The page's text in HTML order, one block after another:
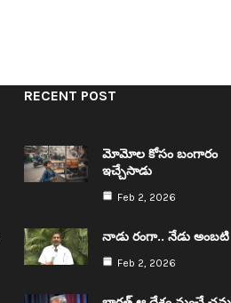
RECENT POST
మోమోల కోసం బంగారం
ఇచ్చేసాడు
Feb 2, 2026
నాడు రంగా.. నేడు అంబ‌టి
Feb 2, 2026